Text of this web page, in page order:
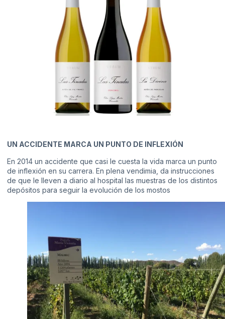
UN ACCIDENTE MARCA UN PUNTO DE INFLEXIÓN
En 2014 un accidente que casi le cuesta la vida marca un punto
de inflexión en su carrera. En plena vendimia, da instrucciones
de que le lleven a diario al hospital las muestras de los distintos
depósitos para seguir la evolución de los mostos